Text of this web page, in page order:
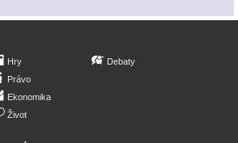
Hry
Právo
Ekonomika
Život
Debaty